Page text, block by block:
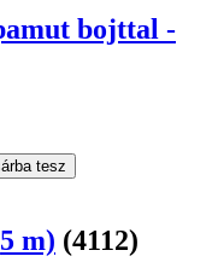
bojttal -
m) (4112)